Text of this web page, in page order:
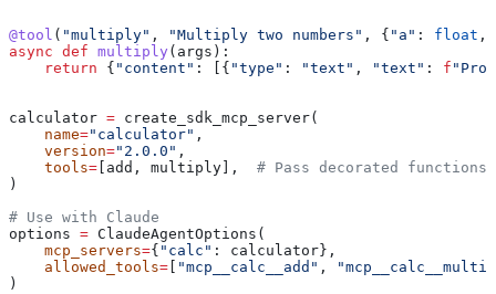
@tool ( "multiply" , "Multiply two numbers" , { "a" : float ,
async def multiply ( args ):
    return
{ "content" : [{ "type" : "text" , "text" : f
calculator = create_sdk_mcp_server(
    name
="calculator" ,
    version
="2.0.0" ,
    tools
= [add, multiply], # Pass decorated functions
)
# Use with Claude
options = ClaudeAgentOptions(
    mcp_servers
={ "calc" : calculator},
    allowed_tools
= "mcp__calc__add" ,
)